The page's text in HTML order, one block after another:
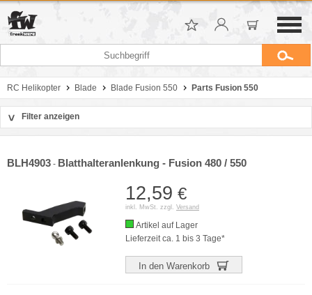
RC Helikopter Blade Blade Fusion 550 Parts Fusion 550
> Filter anzeigen
BLH4903 - Blatthalteranlenkung - Fusion 480 / 550
12,59 €
inkl. MwSt. zzgl. Versand
Artikel auf Lager
Lieferzeit ca. 1 bis 3 Tage*
In den Warenkorb